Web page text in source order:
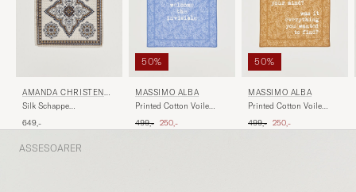
AMANDA CHRISTENSE
N
Silk Schappe
Square Beige
649,-
50%
MASSIMO ALBA
Printed Cotton Voile
Ordinær pris
499,- Nedsatt pris
250,-
50%
MASSIMO ALBA
Printed Cotton Voile
Ordinær pris
499,- Nedsatt pris
250,-
ASSESOARER